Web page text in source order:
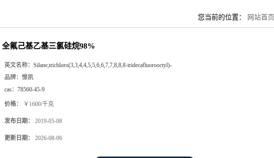
您当前的位置： 网站首页
全氟己基乙基三氯硅烷98%
英文名称： Silane,trichloro(3,3,4,4,5,5,6,6,7,7,8,8,8-tridecafluorooctyl)-
品牌： 憬凯
cas： 78560-45-9
价格： ￥1600/千克
发布日期： 2019-05-08
更新日期： 2026-08-06